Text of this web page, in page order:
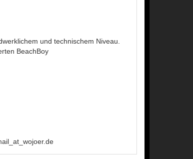
und technischem Niveau.
BeachBoy